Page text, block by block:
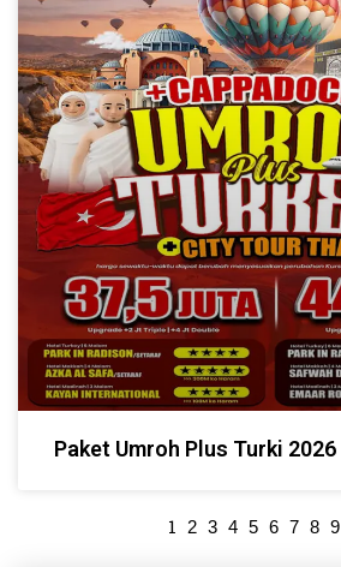
Paket Umroh Plus Turki 2026
1 2 3 4 5 6 7 8 9